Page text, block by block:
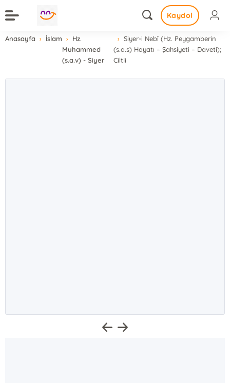
Kaydol
Anasayfa İslam
Hz.
Muhammed
(s.a.v) - Siyer
Siyer-i Nebî (Hz. Peygamberin
(s.a.s) Hayatı – Şahsiyeti – Daveti);
Ciltli